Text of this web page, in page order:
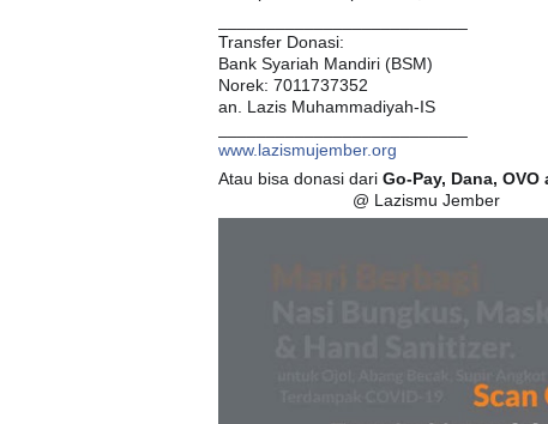
Transfer Donasi:
Bank Syariah Mandiri (BSM)
Norek: 7011737352
an. Lazis Muhammadiyah-IS
www.lazismujember.org
Atau bisa donasi dari Go-Pay, Dana,
@ Lazismu Jember